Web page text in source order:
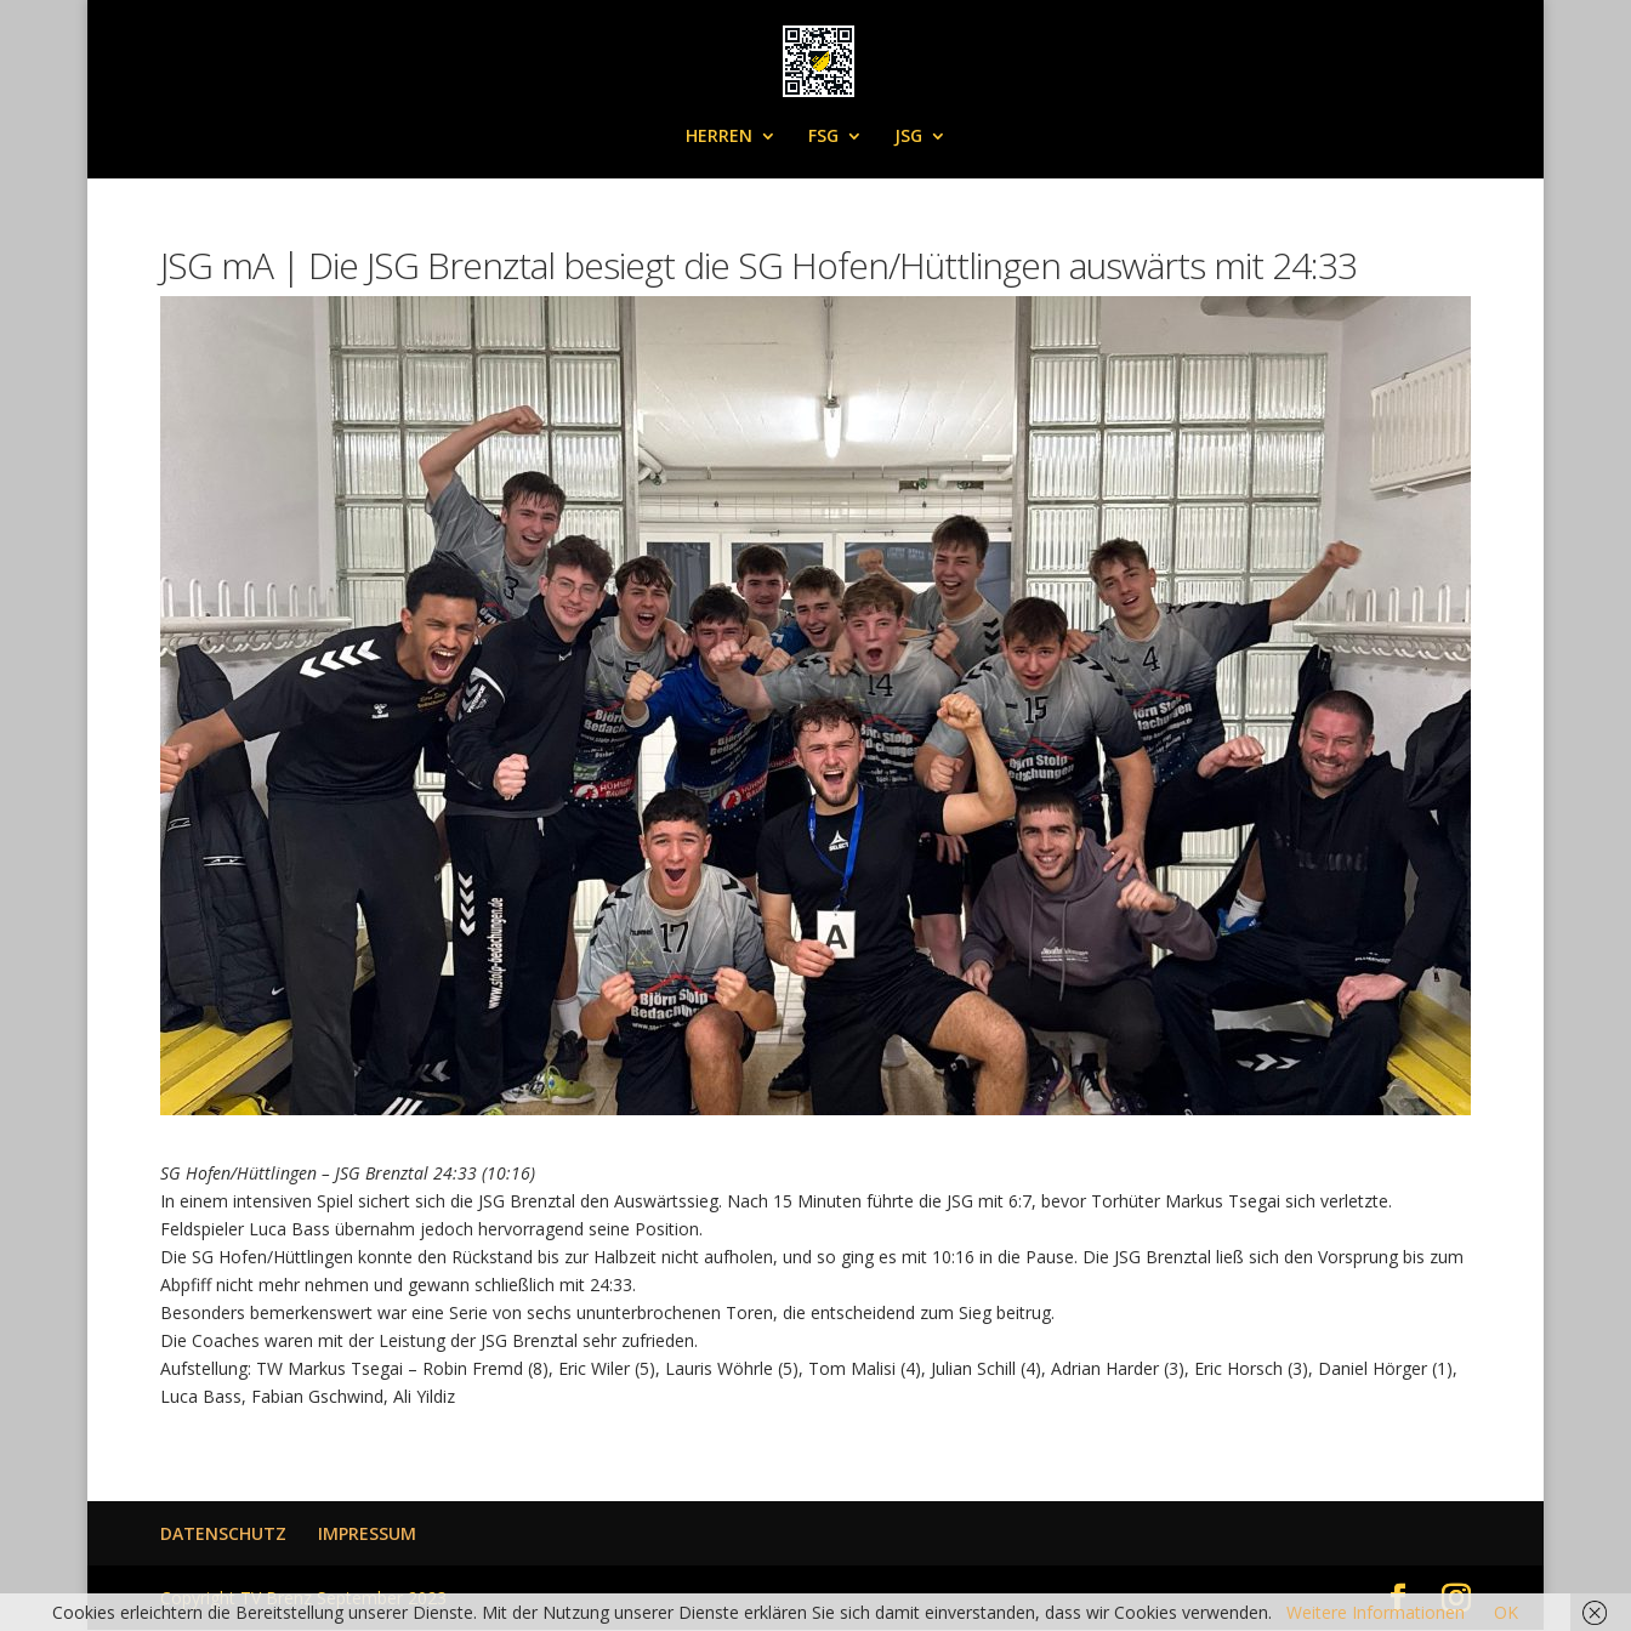
HERREN FSG JSG
JSG mA | Die JSG Brenztal besiegt die SG Hofen/Hüttlingen auswärts mit 24:33
SG Hofen/Hüttlingen – JSG Brenztal 24:33 (10:16)
In einem intensiven Spiel sichert sich die JSG Brenztal den Auswärtssieg. Nach 15 Minuten führte die JSG mit 6:7, bevor Torhüter Markus Tsegai sich verletzte.
Feldspieler Luca Bass übernahm jedoch hervorragend seine Position.
Die SG Hofen/Hüttlingen konnte den Rückstand bis zur Halbzeit nicht aufholen, und so ging es mit 10:16 in die Pause. Die JSG Brenztal ließ sich den Vorsprung bis zum
Abpfiff nicht mehr nehmen und gewann schließlich mit 24:33.
Besonders bemerkenswert war eine Serie von sechs ununterbrochenen Toren, die entscheidend zum Sieg beitrug.
Die Coaches waren mit der Leistung der JSG Brenztal sehr zufrieden.
Aufstellung: TW Markus Tsegai – Robin Fremd (8), Eric Wiler (5), Lauris Wöhrle (5), Tom Malisi (4), Julian Schill (4), Adrian Harder (3), Eric Horsch (3), Daniel Hörger (1),
Luca Bass, Fabian Gschwind, Ali Yildiz
DATENSCHUTZ IMPRESSUM
Copyright TV Brenz September 2023
Cookies erleichtern die Bereitstellung unserer Dienste. Mit der Nutzung unserer Dienste erklären Sie sich damit einverstanden, dass wir Cookies verwenden. Weitere Informationen OK